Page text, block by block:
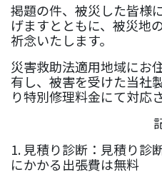
掲題の件、被災した皆様
げますとともに、被災地
祈念いたします。
災害救助法適用地域にお
有し、被害を受けた当社
り特別修理料金にて対応
1. 見積り診断：見積り診
にかかる出張費は無料